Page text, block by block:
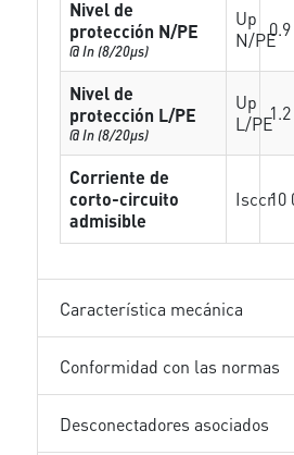
Nivel de
protección N/PE
@ In (8/20µs)
Up
N/PE
Nivel de
protección L/PE
@ In (8/20µs)
Up
L/PE
Corriente de
corto-circuito
admisible
Isccr10
Característica mecánica
Conformidad con las normas
Desconectadores asociados